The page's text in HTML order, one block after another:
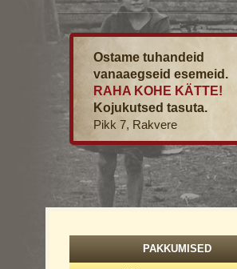
Ostame tuhandeid
vanaaegseid esemeid.
RAHA KOHE KÄTTE!
Kojukutsed tasuta.
Pikk 7, Rakvere
PAKKUMISED